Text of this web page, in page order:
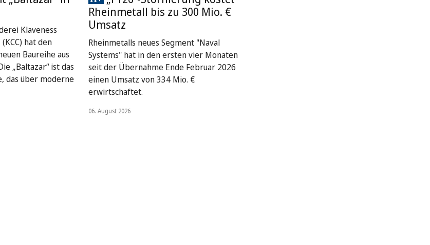
Klaveness
hat den
Baureihe aus
„Baltazar“ ist das
das über moderne
Rheinmetall bis zu 300 Mio. €
Umsatz
Rheinmetalls neues Segment "Naval
Systems" hat in den ersten vier Monaten
seit der Übernahme Ende Februar 2026
einen Umsatz von 334 Mio. €
erwirtschaftet.
06. August 2026